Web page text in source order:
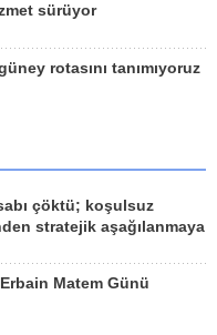
sürüyor
rotasını tanımıyoruz
çöktü; koşulsuz
stratejik aşağılanmaya
Matem Günü